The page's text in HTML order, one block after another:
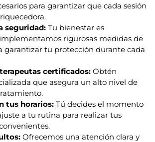
para garantizar que cada sesión
seguridad: Tu bienestar es
rigurosas medidas de
garantizar tu protección durante cada
certificados: Obtén
que asegura un alto nivel de
tus horarios: Tú decides el momento
a tu rutina para realizar tus
Ofrecemos una atención clara y